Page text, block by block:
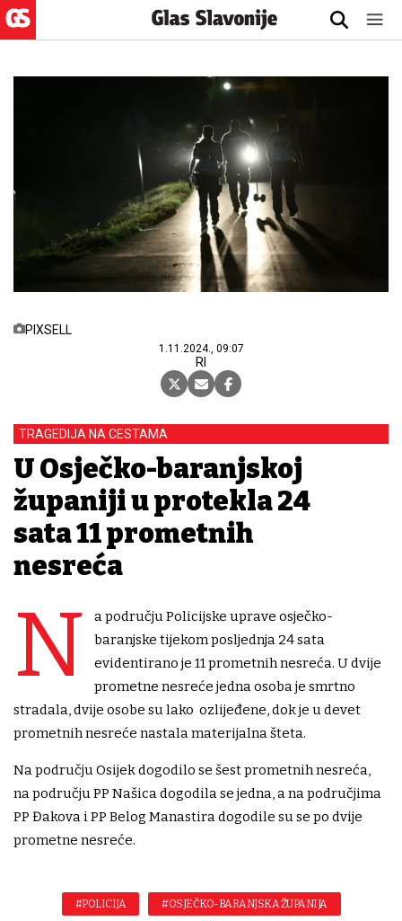
PIXSELL
1.11.2024., 09:07
RI
TRAGEDIJA NA CESTAMA
U Osječko-baranjskoj
županiji u protekla 24
sata 11 prometnih
nesreća
N
a području Policijske uprave osječko-
baranjske tijekom posljednja 24 sata
evidentirano je 11 prometnih nesreća. U dvije
prometne nesreće jedna osoba je smrtno
stradala, dvije osobe su lako ozlijeđene, dok je u devet
prometnih nesreće nastala materijalna šteta.
Na području Osijek dogodilo se šest prometnih nesreća,
na području PP Našica dogodila se jedna, a na područjima
PP Đakova i PP Belog Manastira dogodile su se po dvije
prometne nesreće.
#POLICIJA #OSJEČKO-BARANJSKA ŽUPANIJA